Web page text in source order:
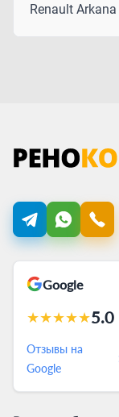
Renault
Google
★★★★★5.0
Отзывы на
Google